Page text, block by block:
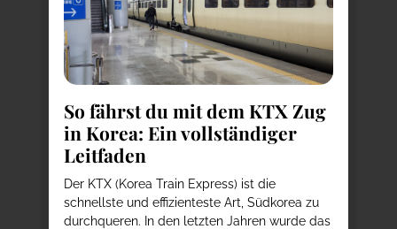
So fährst du mit dem KTX Zug
in Korea: Ein vollständiger
Leitfaden
Der KTX (Korea Train Express) ist die
schnellste und effizienteste Art, Südkorea zu
durchqueren. In den letzten Jahren wurde das